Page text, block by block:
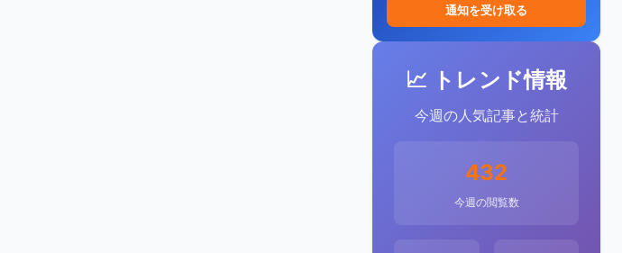
通知を受け取る
📈 トレンド情報
今週の人気記事と統計
432
今週の閲覧数